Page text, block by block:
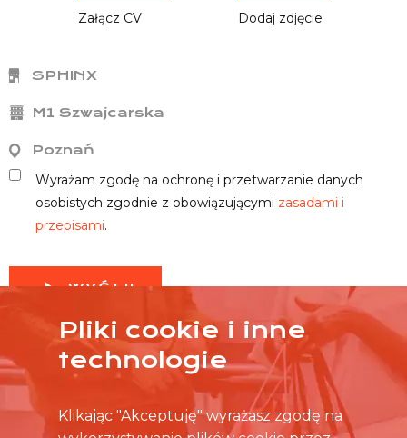
Załącz CV Dodaj zdjęcie
SPHINX
M1 Szwajcarska
Poznań
Wyrażam zgodę na ochronę i przetwarzanie danych
osobistych zgodnie z obowiązującymi zasadami i
przepisami.
WYŚLIJ
Pliki cookie i inne
technologie
Klikając "Akceptuję" wyrażasz zgodę na